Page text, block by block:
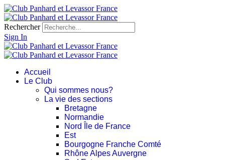
Rechercher
Sign In
Accueil
Le Club
Qui sommes nous?
La vie des sections
Bretagne
Normandie
Nord Île de France
Est
Bourgogne Franche Comté
Rhône Alpes Auvergne